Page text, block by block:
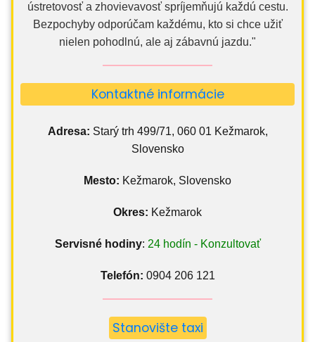
ústretovosť a zhovievavosť spríjemňujú každú cestu.
Bezpochyby odporúčam každému, kto si chce užiť
nielen pohodlnú, ale aj zábavnú jazdu."
Kontaktné informácie
Adresa: Starý trh 499/71, 060 01 Kežmarok,
Slovensko
Mesto: Kežmarok, Slovensko
Okres: Kežmarok
Servisné hodiny: 24 hodín - Konzultovať
Telefón: 0904 206 121
Stanovište taxi